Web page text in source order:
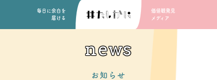
毎日に余白を
届ける
価値観発見
メディア
news
お知らせ